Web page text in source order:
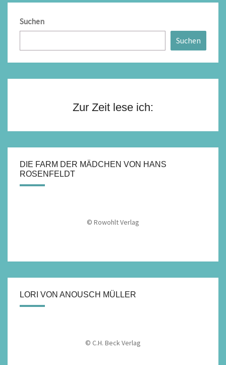
Suchen
Suchen
Zur Zeit lese ich:
DIE FARM DER MÄDCHEN VON HANS
ROSENFELDT
© Rowohlt Verlag
LORI VON ANOUSCH MÜLLER
© C.H. Beck Verlag